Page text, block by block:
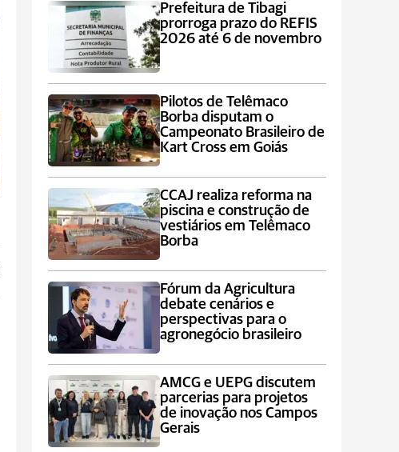
Prefeitura de Tibagi
prorroga prazo do REFIS
2026 até 6 de novembro
Pilotos de Telêmaco
Borba disputam o
Campeonato Brasileiro de
Kart Cross em Goiás
CCAJ realiza reforma na
piscina e construção de
vestiários em Telêmaco
Borba
Fórum da Agricultura
debate cenários e
perspectivas para o
agronegócio brasileiro
AMCG e UEPG discutem
parcerias para projetos
de inovação nos Campos
Gerais